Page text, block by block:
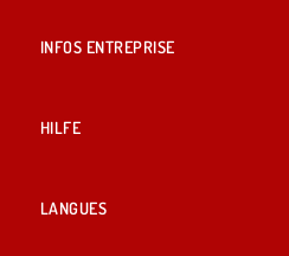
INFOS ENTREPRISE
HILFE
LANGUES